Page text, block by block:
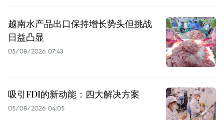
越南水产品出口保持增长势头但挑战
日益凸显
05/08/2026 07:43
吸引FDI的新动能：四大解决方案
05/08/2026 04:05